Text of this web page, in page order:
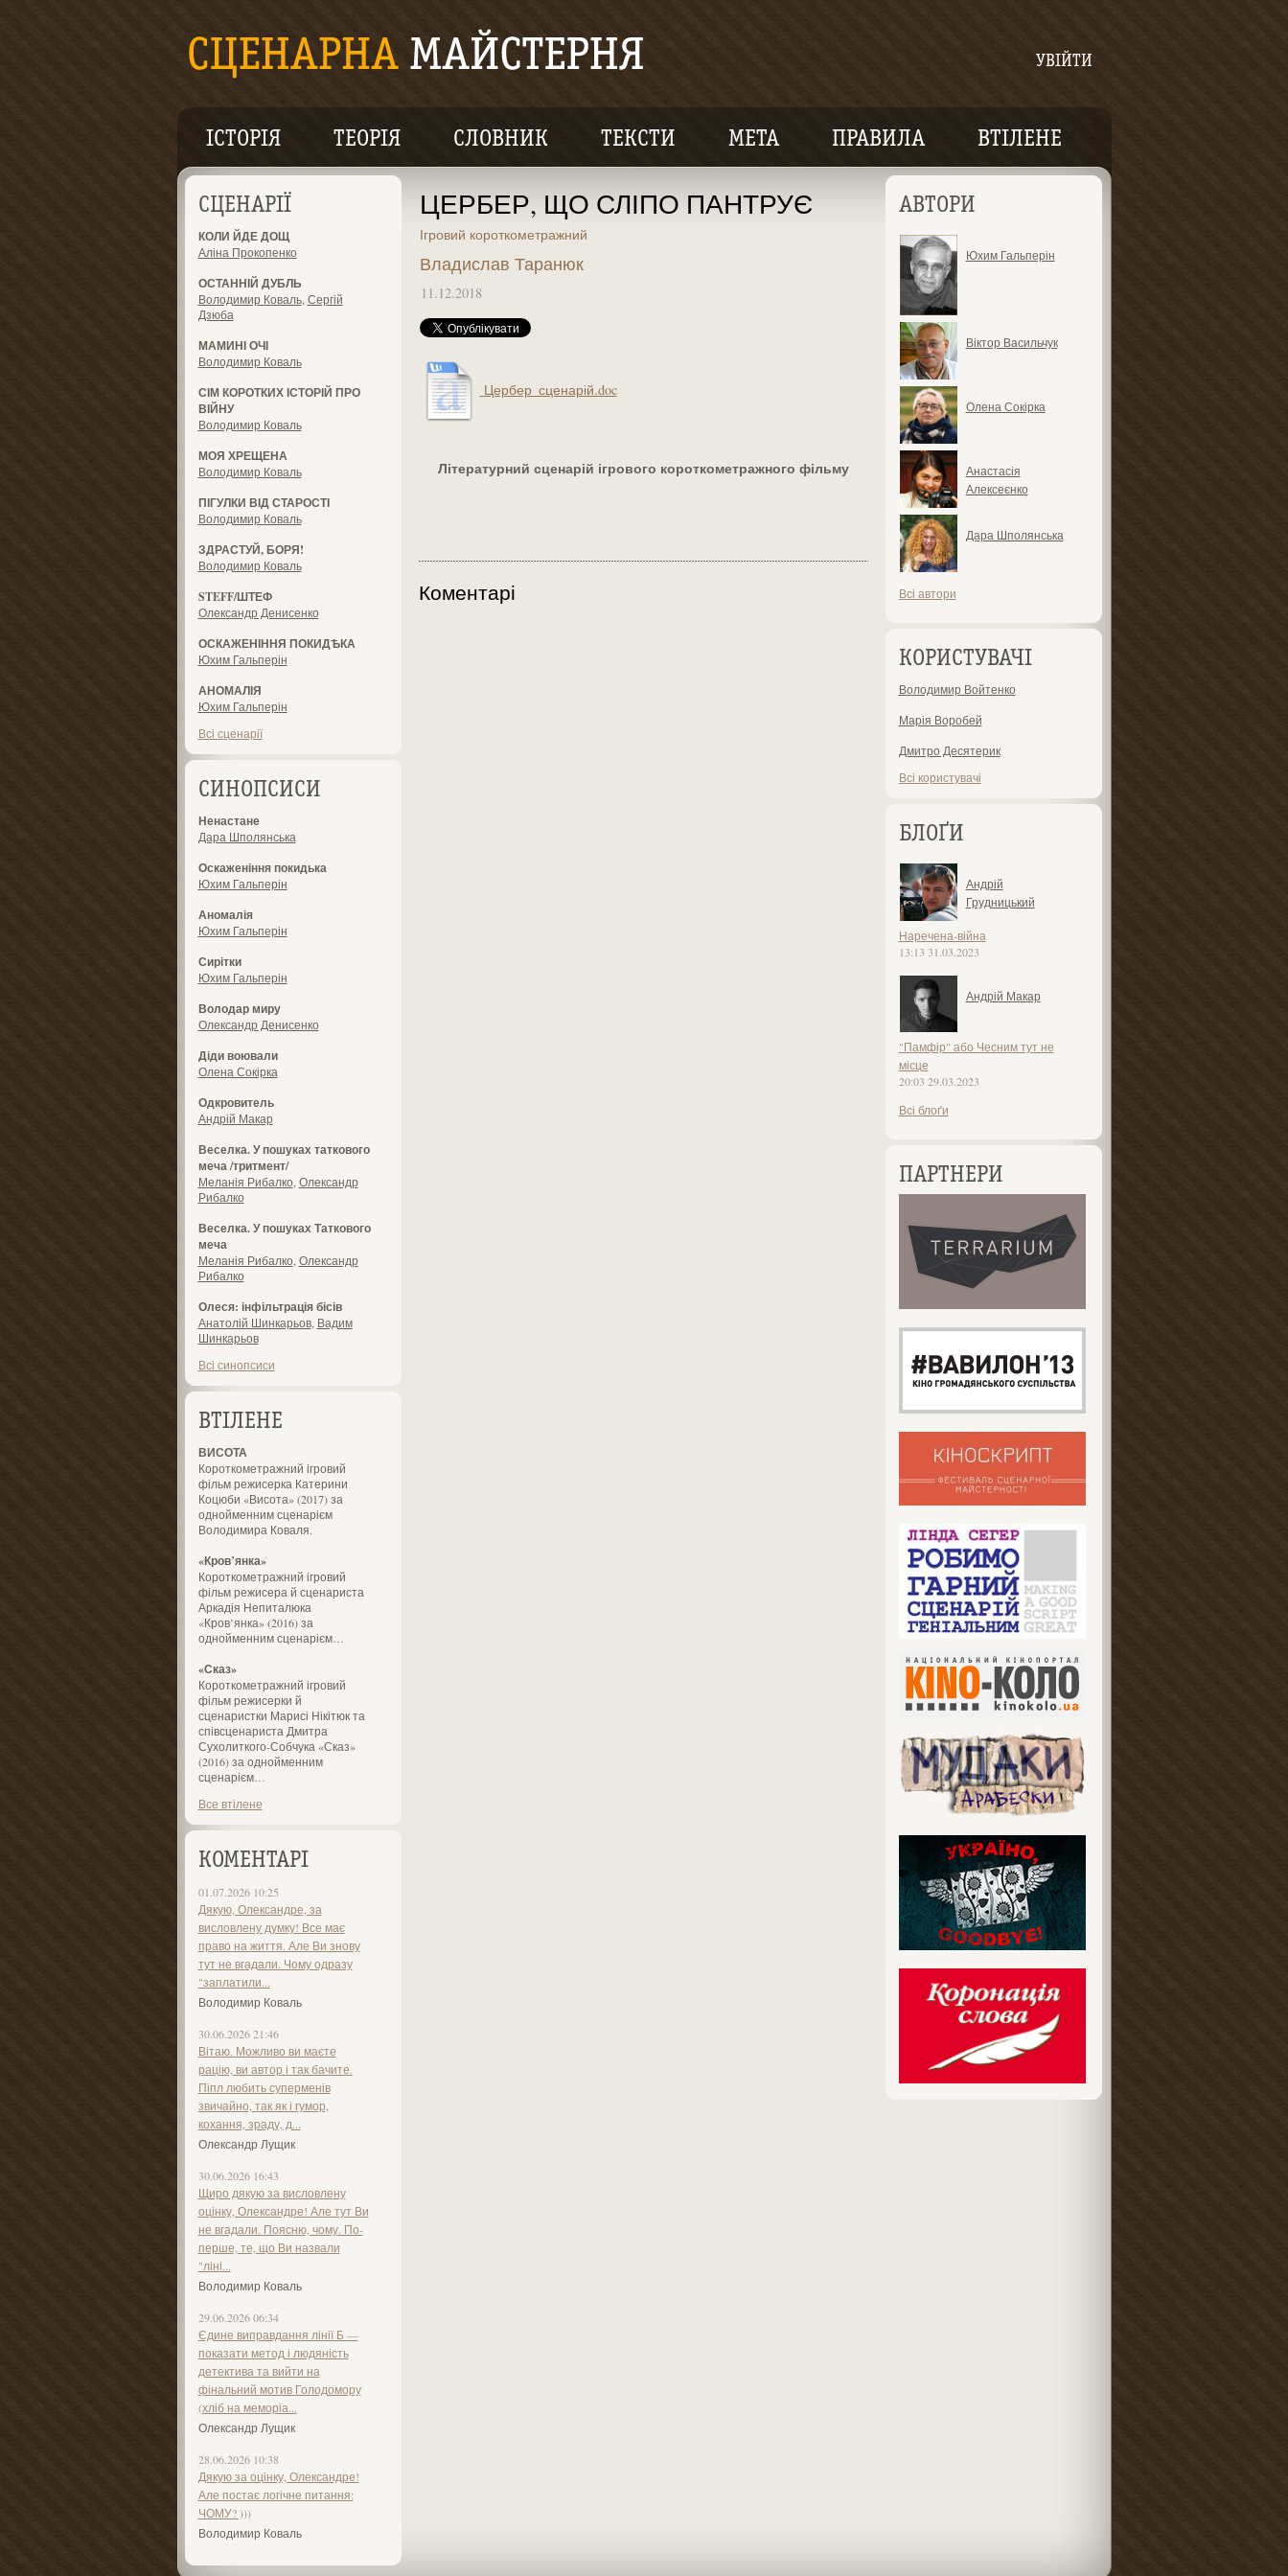
УВІЙТИ
ІСТОРІЯ ТЕОРІЯ СЛОВНИК ТЕКСТИ МЕТА ПРАВИЛА ВТІЛЕНЕ
СЦЕНАРІЇ
КОЛИ ЙДЕ ДОЩ
Аліна Прокопенко
ОСТАННІЙ ДУБЛЬ
Володимир Коваль, Сергій
Дзюба
МАМИНІ ОЧІ
Володимир Коваль
СІМ КОРОТКИХ ІСТОРІЙ ПРО
ВІЙНУ
Володимир Коваль
МОЯ ХРЕЩЕНА
Володимир Коваль
ПІГУЛКИ ВІД СТАРОСТІ
Володимир Коваль
ЗДРАСТУЙ, БОРЯ!
Володимир Коваль
STEFF/ШТЕФ
Олександр Денисенко
ОСКАЖЕНІННЯ ПОКИДѢКА
Юхим Гальперін
АНОМАЛІЯ
Юхим Гальперін
Всі сценарії
СИНОПСИСИ
Ненастане
Дара Шполянська
Оскаженіння покидька
Юхим Гальперін
Аномалія
Юхим Гальперін
Сирітки
Юхим Гальперін
Володар миру
Олександр Денисенко
Діди воювали
Олена Сокірка
Одкровитель
Андрій Макар
Веселка. У пошуках таткового
меча /тритмент/
Меланія Рибалко Олександр
Рибалко
Веселка. У пошуках Таткового
меча
Меланія Рибалко Олександр
Рибалко
Олеся: інфільтрація бісів
Анатолій Шинкарьов, Вадим
Шинкарьов
Всі синопсиси
ВТІЛЕНЕ
ВИСОТА
Короткометражний ігровий
фільм режисерка Катерини
Коцюби «Висота» (2017) за
однойменним сценарієм
Володимира Коваля.
«Кров’янка»
Короткометражний ігровий
фільм режисера й сценариста
Аркадія Непиталюка
«Кров’янка» (2016) за
однойменним сценарієм…
«Сказ»
Короткометражний ігровий
фільм режисерки й
сценаристки Марисі Нікітюк та
співсценариста Дмитра
Сухолиткого-Собчука «Сказ»
(2016) за однойменним
сценарієм…
Все втілене
КОМЕНТАРІ
01.07.2026 10:25
Дякую, Олександре, за
висловлену думку! Все має
право на життя. Але Ви знову
тут не вгадали. Чому одразу
"заплатили...
Володимир Коваль
30.06.2026 21:46
Вітаю. Можливо ви маєте
рацію, ви автор і так бачите.
Піпл любить суперменів
звичайно, так як і гумор,
кохання, зраду, д...
Олександр Лущик
30.06.2026 16:43
Щиро дякую за висловлену
оцінку, Олександре! Але тут Ви
не вгадали. Поясню, чому. По-
перше, те, що Ви назвали
"ліні...
Володимир Коваль
29.06.2026 06:34
Єдине виправдання лінії Б —
показати метод і людяність
детектива та вийти на
фінальний мотив Голодомору
(хліб на меморіа...
Олександр Лущик
28.06.2026 10:38
Дякую за оцінку, Олександре!
Але постає логічне питання:
ЧОМУ? )))
Володимир Коваль
АВТОРИ
Юхим Гальперін
Віктор Васильчук
Олена Сокірка
Анастасія
Алексеєнко
Дара Шполянська
Всі автори
КОРИСТУВАЧІ
Володимир Войтенко
Марія Воробей
Дмитро Десятерик
Всі користувачі
БЛОҐИ
Андрій
Грудницький
Наречена-війна
13:13 31.03.2023
Андрій Макар
"Памфір" або Чесним тут не
місце
20:03 29.03.2023
Всі блоґи
ПАРТНЕРИ
ЦЕРБЕР, ЩО СЛІПО ПАНТРУЄ
Ігровий короткометражний
Владислав Таранюк
11.12.2018
Цербер_сценарій.doc
Літературний сценарій ігрового короткометражного фільму
Коментарі